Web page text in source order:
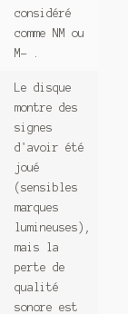
considéré
comme NM ou
M- .
Le disque
montre des
signes
d'avoir été
joué
(sensibles
marques
lumineuses),
mais la
perte de
qualité
sonore est